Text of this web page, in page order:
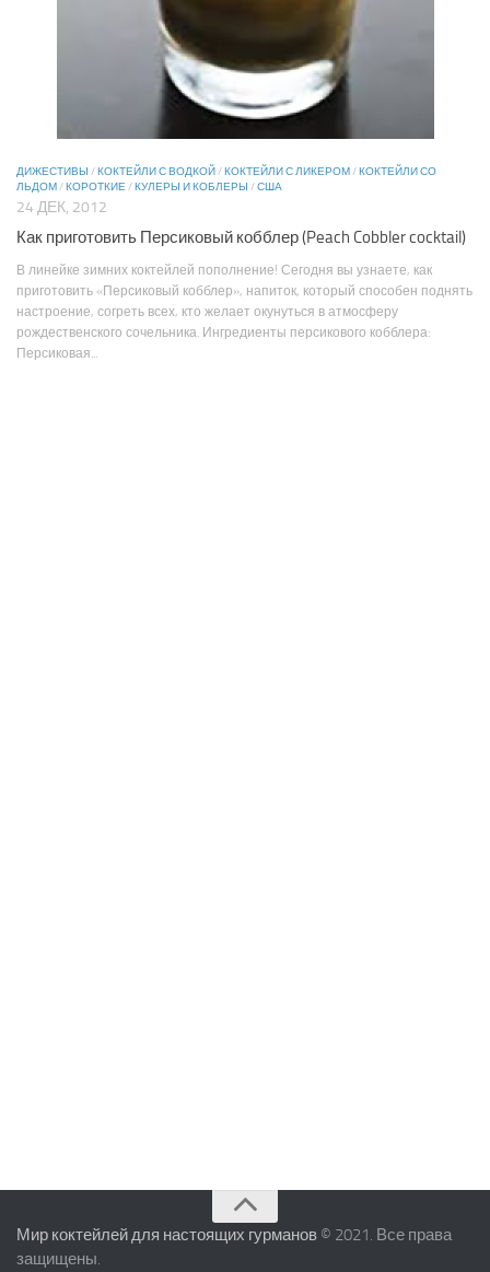
ДИЖЕСТИВЫ /КОКТЕЙЛИ С ВОДКОЙ/КОКТЕЙЛИ С ЛИКЕРОМ/КОКТЕЙЛИ СО
ЛЬДОМ/КОРОТКИЕ/КУЛЕРЫ И КОБЛЕРЫ /США
24 ДЕК, 2012
Как приготовить Персиковый кобблер (Peach Cobbler cocktail)
В линейке зимних коктейлей пополнение! Сегодня вы узнаете, как
приготовить «Персиковый кобблер», напиток, который способен поднять
настроение, согреть всех, кто желает окунуться в атмосферу
рождественского сочельника. Ингредиенты персикового кобблера:
Персиковая...
Мир коктейлей для настоящих гурманов © 2021. Все права
защищены.